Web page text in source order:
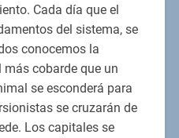
Cada día que el
del sistema, se
conocemos la
cobarde que un
se esconderá para
se cruzarán de
Los capitales se